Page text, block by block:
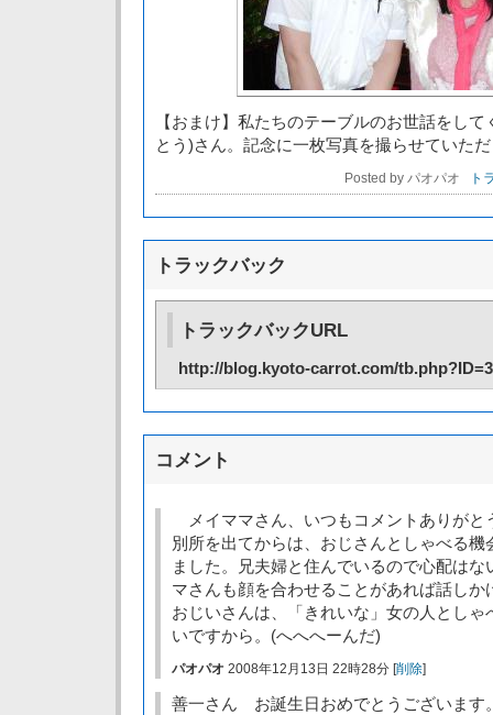
【おまけ】私たちのテーブルのお世話をし
とう)さん。記念に一枚写真を撮らせていた
Posted by パオパオ ト
トラックバック
トラックバックURL
http://blog.kyoto-carrot.com/
コメント
メイママさん、いつもコメントありがと
別所を出てからは、おじさんとしゃべる機
ました。兄夫婦と住んでいるので心配は
マさんも顔を合わせることがあれば話しか
おじいさんは、「きれいな」女の人としゃ
いですから。(へへへーんだ)
パオパオ 2008年12月13日 22時28分 [削除]
善一さん お誕生日おめでとうございます